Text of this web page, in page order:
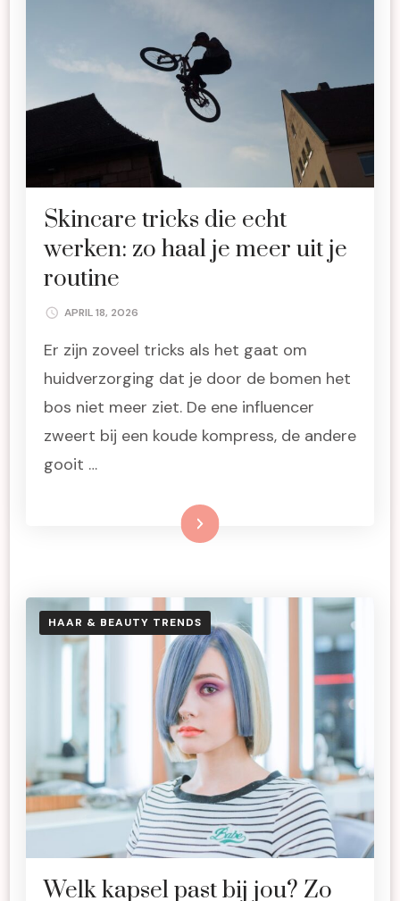
Skincare tricks die echt
werken: zo haal je meer uit je
routine
APRIL 18, 2026
Er zijn zoveel tricks als het gaat om
huidverzorging dat je door de bomen het
bos niet meer ziet. De ene influencer
zweert bij een koude kompress, de andere
gooit …
Lees meer
HAAR & BEAUTY TRENDS
Welk kapsel past bij jou? Zo